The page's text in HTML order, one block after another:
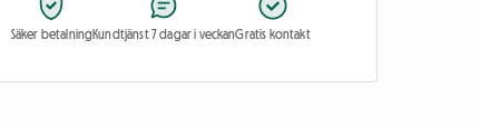
Säker betalningKundtjänst 7 dagar i veckanGratis kontakt